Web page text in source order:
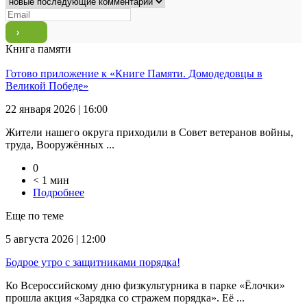
Книга памяти
Готово приложение к «Книге Памяти. Домодедовцы в
Великой Победе»
22 января 2026 | 16:00
Жители нашего округа приходили в Совет ветеранов войны,
труда, Вооружённых ...
0
< 1 мин
Подробнее
Еще по теме
5 августа 2026 | 12:00
Бодрое утро с защитниками порядка!
Ко Всероссийскому дню физкультурника в парке «Ёлочки»
прошла акция «Зарядка со стражем порядка». Её ...